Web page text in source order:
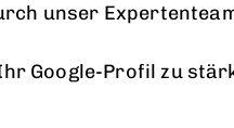
unser
Google-Profil zu